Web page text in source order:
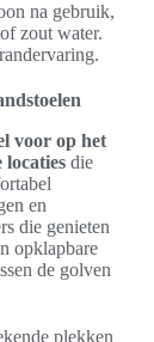
na gebruik,
zout water.
voor op het
die
en
die genieten
opklapbare
de golven
plekken